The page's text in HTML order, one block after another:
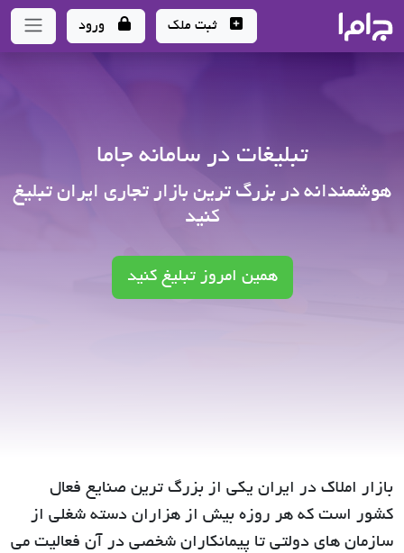
- سامانه جامع املاک و مشاورین املاک
ثبت ملک ورود
تبلیغات در سامانه جاما
هوشمندانه در بزرگ ترین بازار تجاری ایران تبلیغ
کنید
همین امروز تبلیغ کنید
بازار املاک در ایران یکی از بزرگ ترین صنایع فعال
کشور است که هر روزه بیش از هزاران دسته شغلی از
سازمان های دولتی تا پیمانکاران شخصی در آن فعالیت می